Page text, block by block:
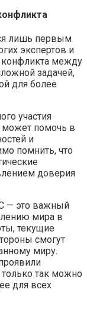
лишь первым
экспертов и
между
задачей,
для более
участия
может помочь в
и
помнить, что
доверия
— это важный
мира в
текущие
смогут
миру.
только так можно
для всех